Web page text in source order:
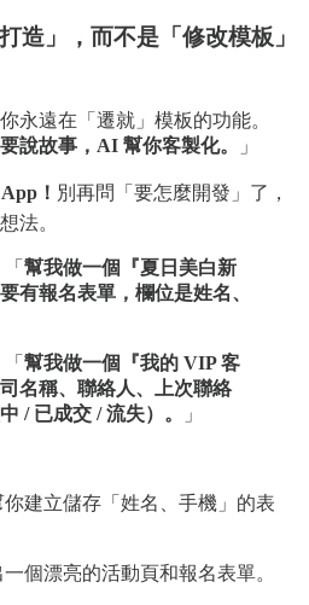
造」，而不是「修改模板」
永遠在「遷就」模板的功能。
說故事，AI 幫你客製化。 」
！ 別再問「要怎麼開發」了，
法。
幫我做一個『夏日美白新
有報名表單，欄位是姓名、
幫我做一個『我的 VIP 客
名稱、聯絡人、上次聯絡
/ 已成交 / 流失）。
」
你建立儲存「姓名、手機」的表
一個漂亮的活動頁和報名表單。